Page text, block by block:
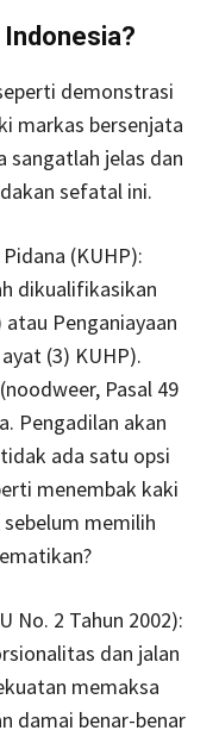
demonstrasi
markas bersenjata
sangatlah jelas dan
sefatal ini.
(KUHP):
dikualifikasikan
atau Penganiayaan
(3) KUHP).
Pasal 49
Pengadilan akan
ada satu opsi
menembak kaki
memilih
No. 2 Tahun 2002):
dan jalan
memaksa
damai benar-benar